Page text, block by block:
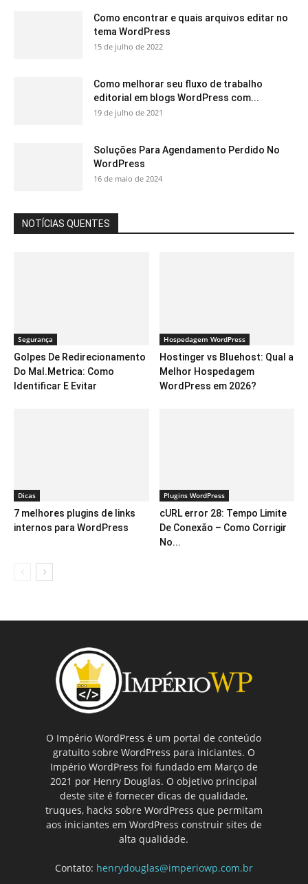
Como encontrar e quais arquivos editar no
tema WordPress
15 de julho de 2022
Como melhorar seu fluxo de trabalho
editorial em blogs WordPress com...
19 de julho de 2021
Soluções Para Agendamento Perdido No
WordPress
16 de maio de 2024
NOTÍCIAS QUENTES
Segurança
Golpes De Redirecionamento
Do Mal.Metrica: Como
Identificar E Evitar
Hospedagem WordPress
Hostinger vs Bluehost: Qual a
Melhor Hospedagem
WordPress em 2026?
Dicas
7 melhores plugins de links
internos para WordPress
Plugins WordPress
cURL error 28: Tempo Limite
De Conexão – Como Corrigir
No...
O Império WordPress é um portal de conteúdo
gratuito sobre WordPress para iniciantes. O
Império WordPress foi fundado em Março de
2021 por Henry Douglas. O objetivo principal
deste site é fornecer dicas de qualidade,
truques, hacks sobre WordPress que permitam
aos iniciantes em WordPress construir sites de
alta qualidade.
Contato: henrydouglas@imperiowp.com.br